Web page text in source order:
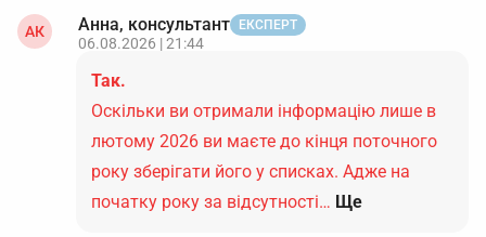
АК Анна, консультант ЕКСПЕРТ
06.08.2026 | 21:44
Так.
Оскільки ви отримали інформацію лише в
лютому 2026 ви маєте до кінця поточного
року зберігати його у списках. Адже на
початку року за відсутності… Ще